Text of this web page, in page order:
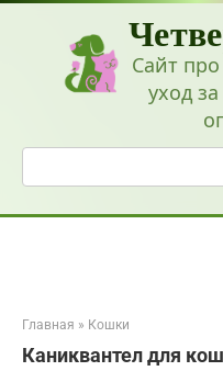
Перейти
Сайт
уход
Поиск:
Главная » Кошки
Каниквантел для